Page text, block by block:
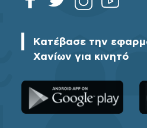
Κατέβασε την
Χανίων για κινητό